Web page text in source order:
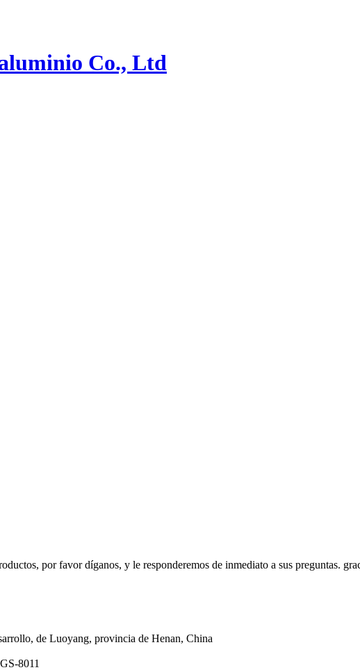
por favor díganos, y le responderemos de inmediato a sus preguntas.
de Luoyang, provincia de Henan, China
8011